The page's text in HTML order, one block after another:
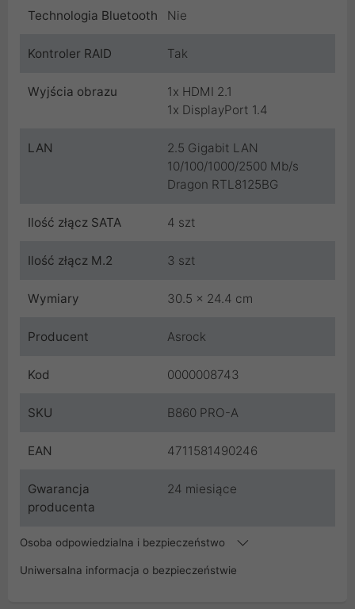
Technologia Bluetooth Nie
Kontroler RAID Tak
Wyjścia obrazu
1x HDMI 2.1
1x DisplayPort 1.4
LAN
2.5 Gigabit LAN
10/100/1000/2500 Mb/s
Dragon RTL8125BG
Ilość złącz SATA 4 szt
Ilość złącz M.2 3 szt
Wymiary 30.5 x 24.4 cm
Producent Asrock
Kod 0000008743
SKU B860 PRO-A
EAN 4711581490246
Gwarancja
producenta
24 miesiące
Osoba odpowiedzialna i bezpieczeństwo
Uniwersalna informacja o bezpieczeństwie